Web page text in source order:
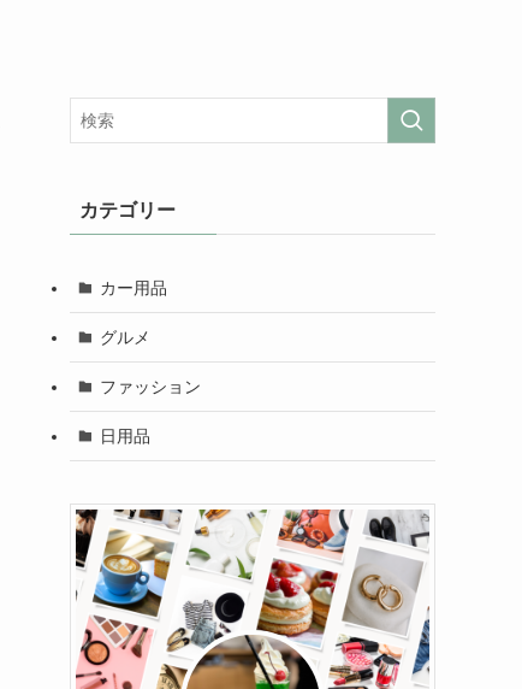
カテゴリー
カー用品
グルメ
ファッション
日用品